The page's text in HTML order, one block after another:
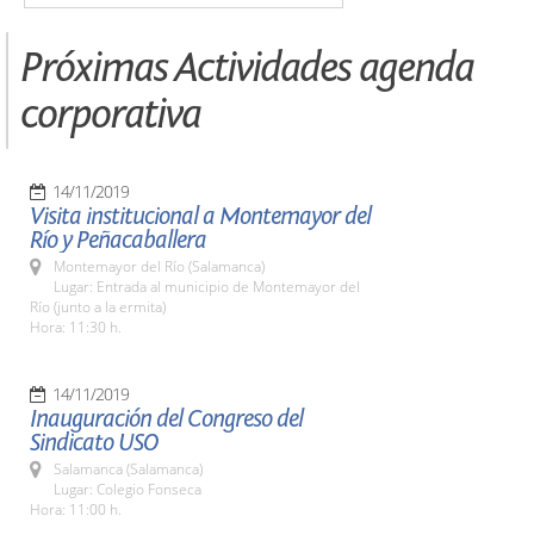
Próximas Actividades agenda
corporativa
14/11/2019
Visita institucional a Montemayor del
Río y Peñacaballera
Montemayor del Río (Salamanca)
Lugar: Entrada al municipio de Montemayor del
Río (junto a la ermita)
Hora: 11:30 h.
14/11/2019
Inauguración del Congreso del
Sindicato USO
Salamanca (Salamanca)
Lugar: Colegio Fonseca
Hora: 11:00 h.